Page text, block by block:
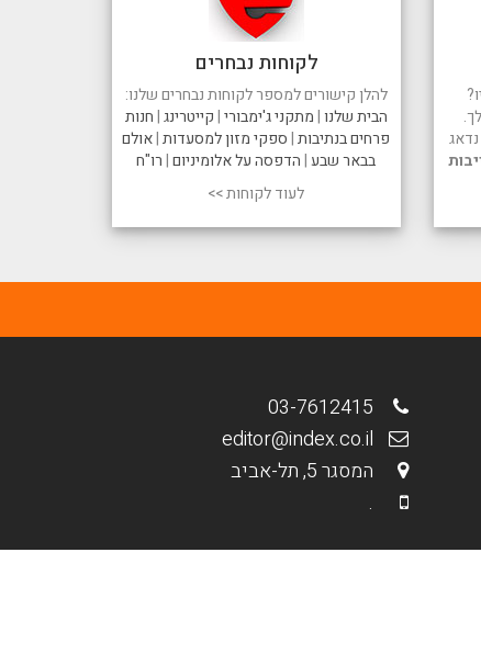
לקוחות נבחרים
להלן קישורים למספר לקוחות נבחרים שלנו:
הבית שלנו|מתקני ג'ימבורי|קייטרינג|חנות
פרחים בנתיבות|ספקי מזון למסעדות|אולם
בבאר שבע|הדפסה על אלומיניום|רו"ח
לעוד לקוחות >>
המסגר 5, תל-אביב
.